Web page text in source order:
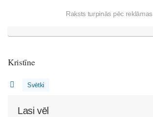
Raksts turpinās pēc reklāmas
Kristīne
Svētki
Lasi vēl